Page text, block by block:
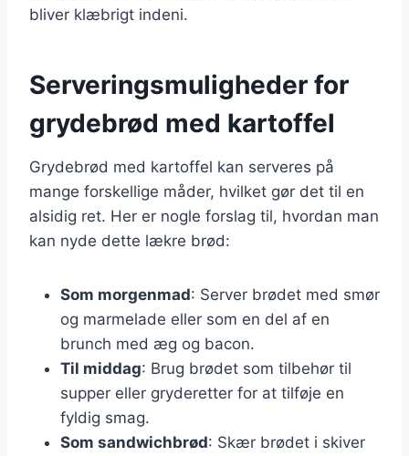
bliver klæbrigt indeni.
Serveringsmuligheder for
grydebrød med kartoffel
Grydebrød med kartoffel kan serveres på
mange forskellige måder, hvilket gør det til en
alsidig ret. Her er nogle forslag til, hvordan man
kan nyde dette lækre brød:
Som morgenmad: Server brødet med smør
og marmelade eller som en del af en
brunch med æg og bacon.
Til middag: Brug brødet som tilbehør til
supper eller gryderetter for at tilføje en
fyldig smag.
Som sandwichbrød: Skær brødet i skiver